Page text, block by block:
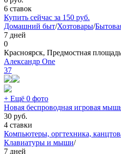
6 ставок
Купить сейчас за 150 руб.
Домашний быт/Хозтовары/
7 дней
0
Красноярск, Предмостная площадь
Александр One
37
+ Ещё 0 фото
Новая беспроводная игровая
30 руб.
4 ставки
Компьютеры, оргтехника,
Клавиатуры и мыши/
7 дней